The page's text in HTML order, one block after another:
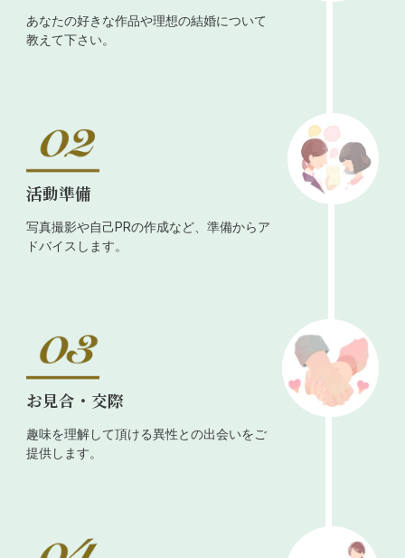
あなたの好きな作品や理想の結婚について
教えて下さい。
活動準備
写真撮影や自己PRの作成など、準備からア
ドバイスします。
お見合・交際
趣味を理解して頂ける異性との出会いをご
提供します。